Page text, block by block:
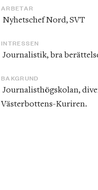
ARBETAR
Nyhetschef Nord, SVT
INTRESSEN
Journalistik, bra
BAKGRUND
Journalisthögskolan,
Västerbottens-Kuriren.